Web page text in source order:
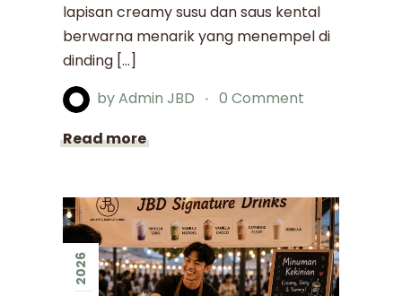
lapisan creamy susu dan saus kental
berwarna menarik yang menempel di
dinding […]
byAdmin JBD
0 Comment
Read more
2026